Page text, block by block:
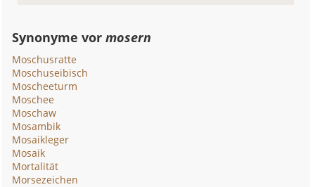
Synonyme vormosern
Moschusratte
Moschuseibisch
Moscheeturm
Moschee
Moschaw
Mosambik
Mosaikleger
Mosaik
Mortalität
Morsezeichen